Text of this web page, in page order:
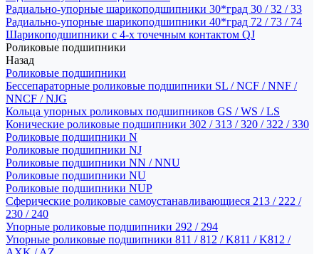
Радиально-упорные шарикоподшипники 30*град 30 / 32 / 33
Радиально-упорные шарикоподшипники 40*град 72 / 73 / 74
Шарикоподшипники с 4-х точечным контактом QJ
Роликовые подшипники
Назад
Роликовые подшипники
Бессепараторные роликовые подшипники SL / NCF / NNF /
NNCF / NJG
Кольца упорных роликовых подшипников GS / WS / LS
Конические роликовые подшипники 302 / 313 / 320 / 322 / 330
Роликовые подшипники N
Роликовые подшипники NJ
Роликовые подшипники NN / NNU
Роликовые подшипники NU
Роликовые подшипники NUP
Сферические роликовые самоустанавливающиеся 213 / 222 /
230 / 240
Упорные роликовые подшипники 292 / 294
Упорные роликовые подшипники 811 / 812 / K811 / K812 /